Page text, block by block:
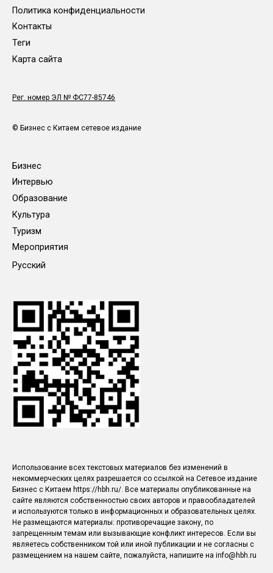
Политика конфиденциальности
Контакты
Теги
Карта сайта
Рег. номер ЭЛ № ФС77-85746
© Бизнес с Китаем сетевое издание
Бизнес
Интервью
Образование
Культура
Туризм
Мероприятия
Русский
Использование всех текстовых материалов без изменений в
некоммерческих целях разрешается со ссылкой на Сетевое издание
Бизнес с Китаем https://hbh.ru/. Все материалы опубликованные на
сайте являются собственностью своих авторов и правообладателей
и используются только в информационных и образовательных целях.
Не размещаются материалы: противоречащие закону, по
запрещенным темам или вызывающие конфликт интересов. Если вы
являетесь собственником той или иной публикации и не согласны с
размещением на нашем сайте, пожалуйста, напишите на info@hbh.ru